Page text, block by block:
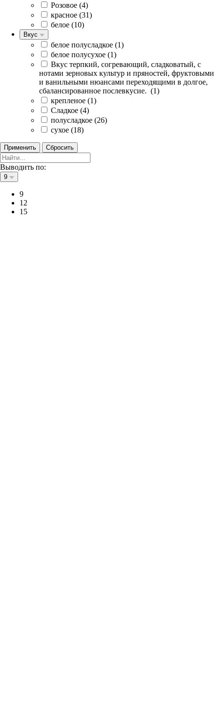
Розовое (4)
красное (31)
белое (10)
Вкус
белое полусладкое (1)
белое полусухое (1)
Вкус терпкий, согревающий, сладковатый, с
нотами зерновых культур и пряностей, фруктовыми
и ванильными нюансами переходящими в долгое,
сбалансированное послевкусие. (1)
крепленое (1)
Сладкое (4)
полусладкое (26)
сухое (18)
Применить Сбросить
Выводить по:
9
9
12
15